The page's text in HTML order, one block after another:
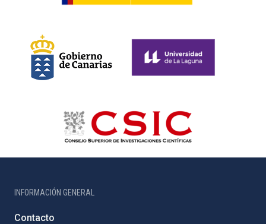
INFORMACIÓN GENERAL
Contacto